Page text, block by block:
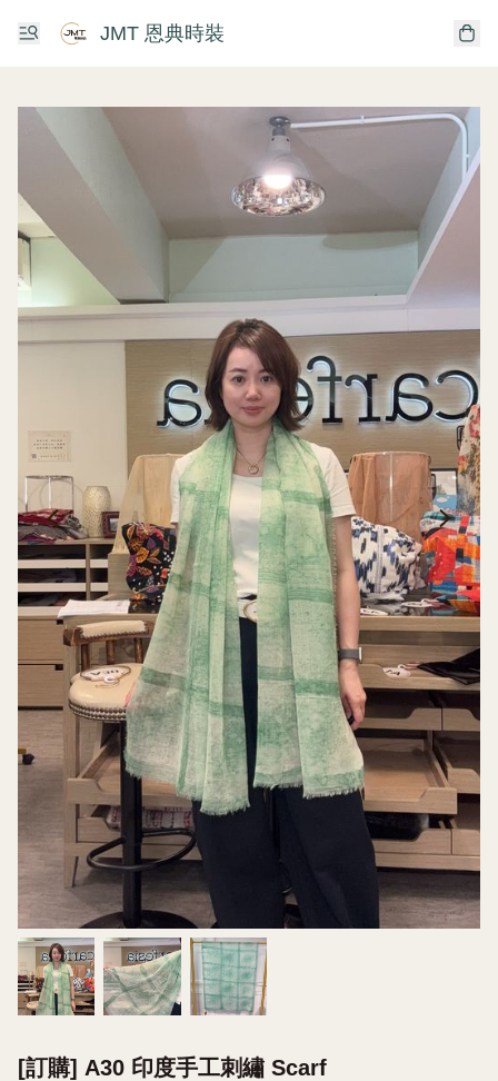
JMT 恩典時裝
[訂購] A30 印度手工刺繡 Scarf